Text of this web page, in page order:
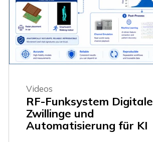
Videos
RF-Funksystem Digitale
Zwillinge und
Automatisierung für KI